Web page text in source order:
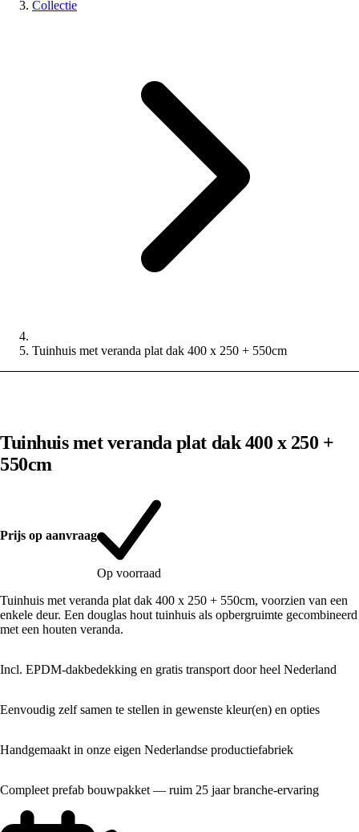
Collectie
Tuinhuis met veranda plat dak 400 x 250 + 550cm
Tuinhuis met veranda plat dak 400 x 250 +
550cm
Prijs op aanvraag
Op voorraad
Tuinhuis met veranda plat dak 400 x 250 + 550cm, voorzien van een
enkele deur. Een douglas hout tuinhuis als opbergruimte gecombineerd
met een houten veranda.
Incl. EPDM-dakbedekking en gratis transport door heel Nederland
Eenvoudig zelf samen te stellen in gewenste kleur(en) en opties
Handgemaakt in onze eigen Nederlandse productiefabriek
Compleet prefab bouwpakket — ruim 25 jaar branche-ervaring